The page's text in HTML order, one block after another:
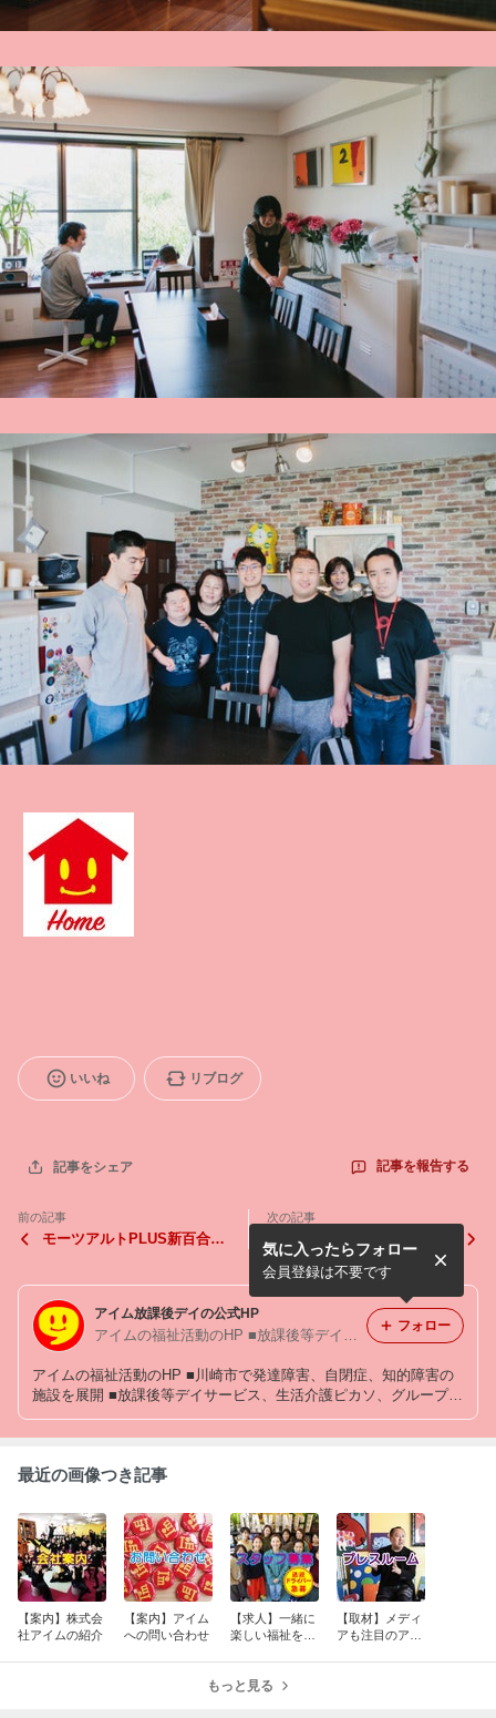
いいね リブログ
記事をシェア 記事を報告する
前の記事
モーツアルトPLUS新百合
次の記事
【書籍】『療育なんかいらな
い！』（小学館）
アイム放課後デイの公式HP
アイムの福祉活動のHP ■放課後等デイサービス、生活介護、グループホームを運営
アイムの福祉活動のHP ■川崎市で発達障害、自閉症、知的障害の
施設を展開 ■放課後等デイサービス、生活介護ピカソ、グループホ
設です
気に入ったらフォロー
会員登録は不要です
フォロー
最近の画像つき記事
【案内】株式会
社アイムの紹介
【案内】アイム
への問い合わせ
【求人】一緒に
楽しい福祉をつ
【取材】メディ
アも注目のアイ
もっと見る